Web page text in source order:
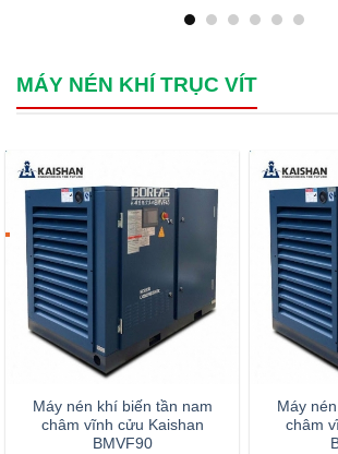
MÁY NÉN KHÍ TRỤC VÍT
Máy nén khí biến tần nam
châm vĩnh cửu Kaishan
BMVF90
Máy
châm